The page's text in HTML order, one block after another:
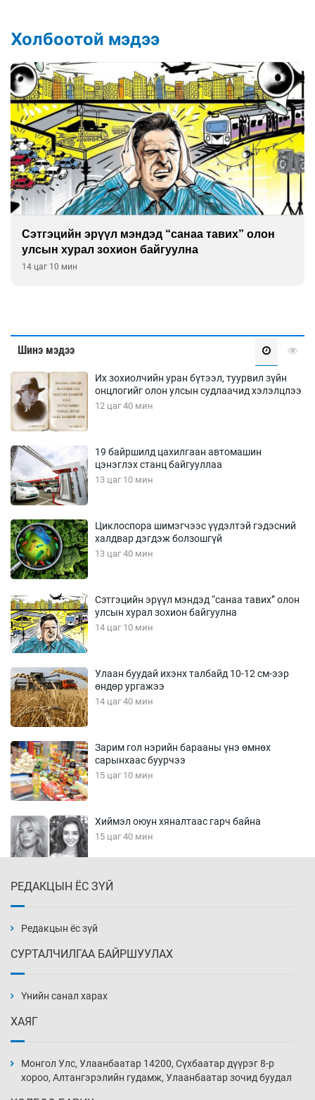
Холбоотой мэдээ
Сэтгэцийн эрүүл мэндэд “санаа тавих” олон
улсын хурал зохион байгуулна
14 цаг 10 мин
Шинэ мэдээ
Их зохиолчийн уран бүтээл, туурвил зүйн
онцлогийг олон улсын судлаачид хэлэлцлээ
12 цаг 40 мин
19 байршилд цахилгаан автомашин
цэнэглэх станц байгууллаа
13 цаг 10 мин
Циклоспора шимэгчээс үүдэлтэй гэдэсний
халдвар дэгдэж болзошгүй
13 цаг 40 мин
Сэтгэцийн эрүүл мэндэд “санаа тавих” олон
улсын хурал зохион байгуулна
14 цаг 10 мин
Улаан буудай ихэнх талбайд 10-12 см-ээр
өндөр ургажээ
14 цаг 40 мин
Зарим гол нэрийн барааны үнэ өмнөх
сарынхаас буурчээ
15 цаг 10 мин
Хиймэл оюун хяналтаас гарч байна
15 цаг 40 мин
16 цаг 10 мин
нэмэгджээ
16 цаг 40 мин
РЕДАКЦЫН ЁС ЗҮЙ
Редакцын ёс зүй
СУРТАЛЧИЛГАА БАЙРШУУЛАХ
Үнийн санал харах
ХАЯГ
Монгол Улс, Улаанбаатар 14200, Сүхбаатар дүүрэг 8-р
хороо, Алтангэрэлийн гудамж, Улаанбаатар зочид буудал